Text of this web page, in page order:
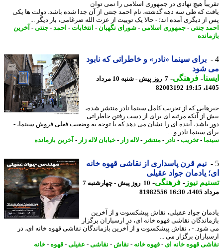
هیچ نهادی در جمهوری اسلامی را نمی توان
که طی سه دهه گذشته، نام احمد جنتی از آن جدا شده باشد. دولت ها یکی
دیگری آمده اند؛ - حالا یک توییت از عزت الله ضرغامی، بار دیگر ...
جنتی-جمهوری اسلامی-شورای نگهبان-انتخابات-احمد -جنتی-آخرین
برای سینما «نادر» و خاطراتی که نابود
شود
-فرهنگی-
7 روز پیش - شنبه 10 مرداد
82003192
که از تخریب کامل سینما نادر منتشر شده،
از آنکه مرثیه ای برای از دست رفتن خاطراتی
باشد، آینده ای را نشان می دهد که با توجه به وضعیت فعلی فروش سینما، -
سینما نادر و ...
-تخریب-نادر-منتشر-لاله زار- خیابان لاله زار- آخرین بازمانده
نیم قرن پاسداری از نقاشی قهوه خانه
یادمان جواد عقیلی
نیوز-فرهنگی-
10 روز پیش - چهارشنبه 7
16:30
81982556
جواد عقیلی، نقاش پیشکسوت و از آخرین
نقاشی قهوه خانه ای، در ارسباران برگزار
- ، نقاش پیشکسوت و از آخرین بازماندگان نقاشی قهوه خانه ای، در
برگزار می ...
قهوه خانه ای- قهوه خانه -نقاش-نقاشی-عقیلی-قهوه-خانه